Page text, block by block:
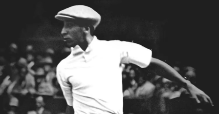
NO USAR LEJÍA
NO USAR SECADORA
PLANCHA A BAJA TEMPERATURA MÁXIMO 110
GRADOS CENTIGRADOS
NO LIMPIAR EN SECO
SECAR COLGADO
Lacoste se compromete a hacer un seguimiento del
producto a lo largo de su proceso de fabricación.
Transparencia en la cadena de valor, conocimiento de los
proveedores y del ecosistema. No se teje ni un solo hilo sin
la supervisión del Cocodrilo.
Descubre más aquí